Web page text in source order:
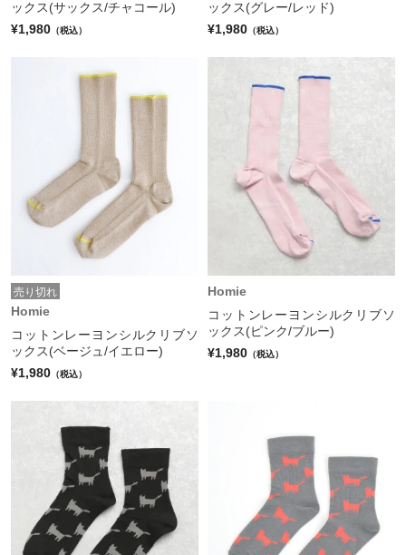
ックス(サックス/チャコール)
¥1,980 （税込）
ックス(グレー/レッド)
¥1,980 （税込）
売り切れ
Homie
コットンレーヨンシルクリブソ
ックス(ベージュ/イエロー)
¥1,980 （税込）
Homie
コットンレーヨンシルクリブソ
ックス(ピンク/ブルー)
¥1,980 （税込）